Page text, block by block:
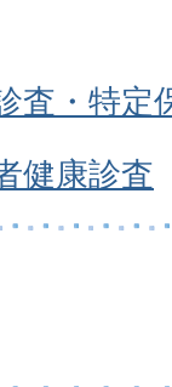
査・特定
健康診査